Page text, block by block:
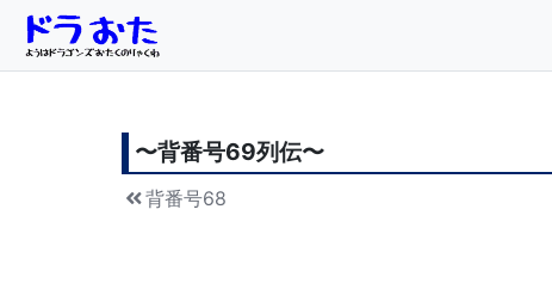
〜背番号69列伝〜
背番号68